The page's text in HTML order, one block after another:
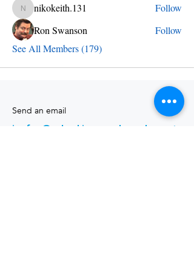
nikokeith.131
nikokeith.131
Follow
Ron Swanson
Follow
See All Members (179)
Send an email
info@skylineschool.net